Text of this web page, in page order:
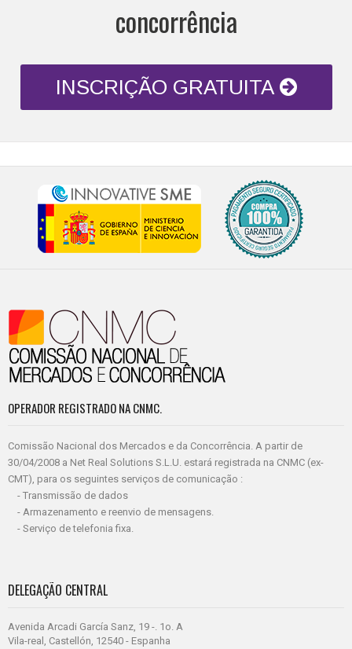
concorrência
INSCRIÇÃO GRATUITA
OPERADOR REGISTRADO NA CNMC.
Comissão Nacional dos Mercados e da Concorrência. A partir de
30/04/2008 a Net Real Solutions S.L.U. estará registrada na CNMC (ex-
CMT), para os seguintes serviços de comunicação :
- Transmissão de dados
- Armazenamento e reenvio de mensagens.
- Serviço de telefonia fixa.
DELEGAÇÃO CENTRAL
Avenida Arcadi García Sanz, 19 -. 1o. A
Vila-real, Castellón, 12540 - Espanha